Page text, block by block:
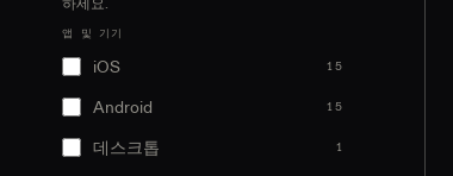
하세요.
앱 및 기기
iOS 15
Android 15
데스크톱 1